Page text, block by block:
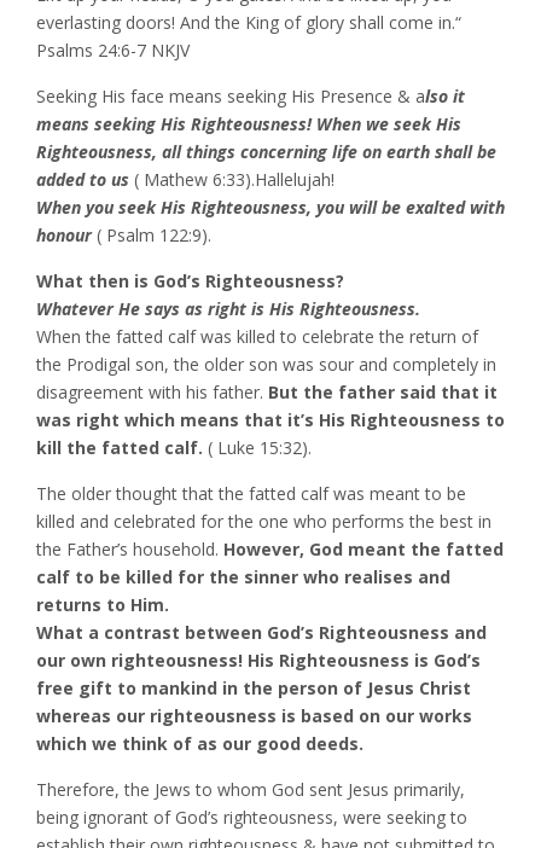
everlasting doors! And the King of glory shall come in.“
‭‭Psalms‬ ‭24‬:‭6‬-‭7‬ ‭NKJV‬‬
Seeking His face means seeking His Presence & also it
means seeking His Righteousness! When we seek His
Righteousness, all things concerning life on earth shall be
added to us ( Mathew 6:33).Hallelujah!
When you seek His Righteousness, you will be exalted with
honour( Psalm 122:9).
What then is God’s Righteousness?
Whatever He says as right is His Righteousness.
When the fatted calf was killed to celebrate the return of
the Prodigal son, the older son was sour and completely in
disagreement with his father. But the father said that it
was right which means that it’s His Righteousness to
kill the fatted calf. ( Luke 15:32).
The older thought that the fatted calf was meant to be
killed and celebrated for the one who performs the best in
the Father’s household. However, God meant the fatted
calf to be killed for the sinner who realises and
returns to Him.
What a contrast between God’s Righteousness and
our own righteousness! His Righteousness is God’s
free gift to mankind in the person of Jesus Christ
whereas our righteousness is based on our works
which we think of as our good deeds.
Therefore, the Jews to whom God sent Jesus primarily,
being ignorant of God’s righteousness, were seeking to